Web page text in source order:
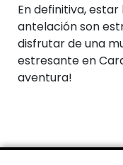
En definitiva,
antelación son
disfrutar de una
estresante en
aventura!